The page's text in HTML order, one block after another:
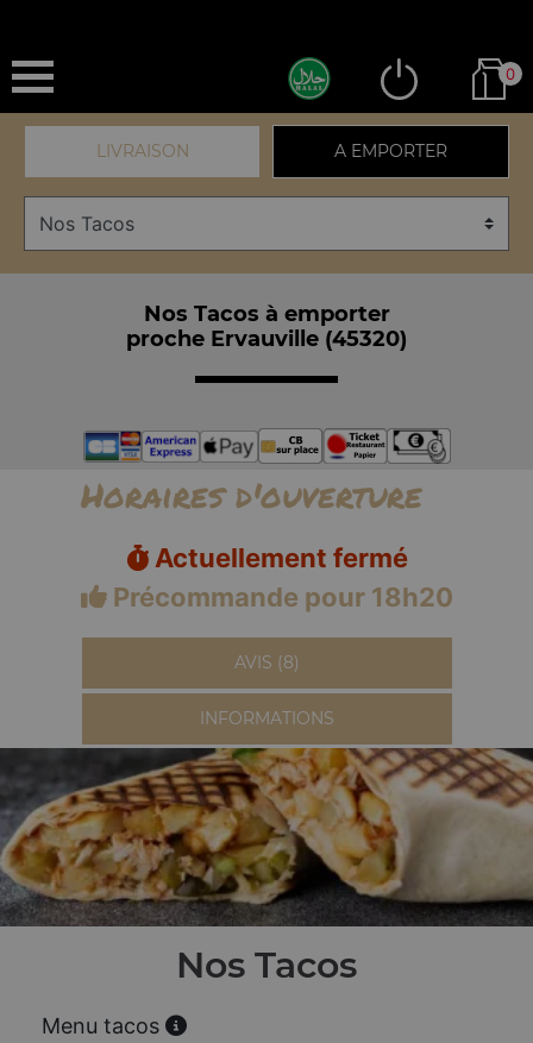
0
LIVRAISON A EMPORTER
Nos Tacos à emporter
proche Ervauville (45320)
Horaires d'ouverture
Actuellement fermé
Précommande pour 18h20
AVIS (8)
INFORMATIONS
Nos Tacos
Menu tacos